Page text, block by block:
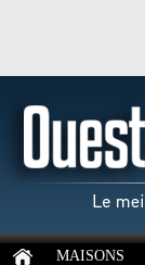
MAISONS